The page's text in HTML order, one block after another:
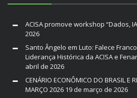
ACISA promove workshop “Dados,
2026
Santo Ângelo em Luto: Falece
Liderança Histórica da ACISA e
abril de 2026
CENÁRIO ECONÔMICO DO BRASIL E
MARÇO 2026 19 de março de 2026